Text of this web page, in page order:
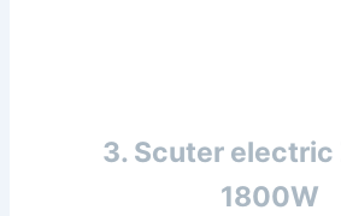
3. Scuter electric
1800W